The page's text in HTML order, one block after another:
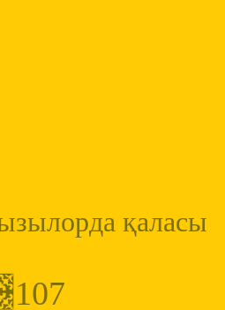
107
қаласы